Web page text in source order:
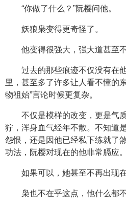
“你做了什么？”阮樱问他。
妖狼枭变得更奇怪了。
他变得很强大，强大道甚至
过去的那些痕迹不仅没有在
里，甚至多了许多让人看不懂的
物祖始”言论时候更复杂。
不仅是模样的改变，更是气
狞，浑身血气经年不散。不知道
怨恨，还是因他已经私下练就了
功法，阮樱对现在的他非常膈应。
如果可以，她甚至不再出现
枭也不在乎这点，他什么都